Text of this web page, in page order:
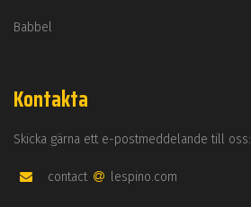
Babbel
Kontakta
Skicka gärna ett e-postmeddelande till oss:
contact lespino.com